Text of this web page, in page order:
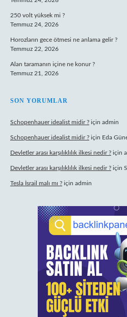
250 volt yüksek mi ?
Temmuz 24, 2026
Horozların gece ötmesi ne anlama gelir ?
Temmuz 22, 2026
Alan taramanın içine ne konur ?
Temmuz 21, 2026
SON YORUMLAR
Schopenhauer idealist midir ? için admin
Schopenhauer idealist midir ? için Eda
Devletler arası karşılıklılık ilkesi nedir ? için
Devletler arası karşılıklılık ilkesi nedir ? için
Tesla İsrail malı mı ? için admin